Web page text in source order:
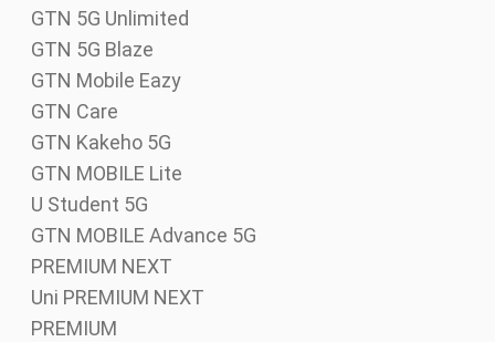
GTN 5G Unlimited
GTN 5G Blaze
GTN Mobile Eazy
GTN Care
GTN Kakeho 5G
GTN MOBILE Lite
U Student 5G
GTN MOBILE Advance 5G
PREMIUM NEXT
Uni PREMIUM NEXT
PREMIUM